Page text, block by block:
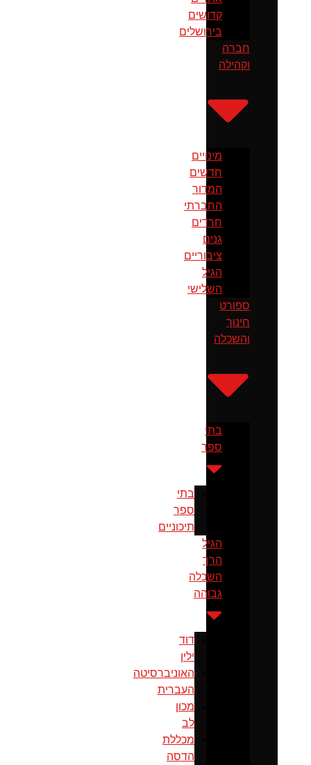
קדושים
בירושלים
חברה
וקהילה
מינויים
חדשים
המדור
החברתי
חרדים
גנים
ציבוריים
הגיל
השלישי
ספורט
חינוך
והשכלה
בתי
ספר
בתי
ספר
תיכוניים
הגיל
הרך
השכלה
גבוהה
דוד
ילין
האוניברסיטה
העברית
מכון
לב
מכללת
הדסה